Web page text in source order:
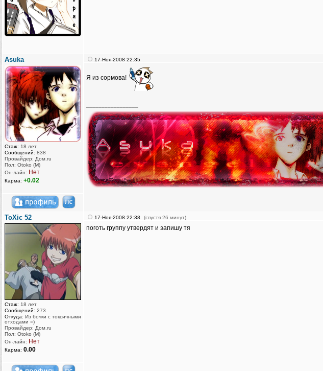
Asuka
Стаж: 18 лет
Сообщений: 838
Провайдер: Дом.ru
Пол: Otoko (M)
Он-лайн: Нет
Карма: +0.02
17-Ноя-2008 22:35
Я из сормова!
ToXic 52
Стаж: 18 лет
Сообщений: 273
Откуда: Из бочки с токсичными
отходами =)
Провайдер: Дом.ru
Пол: Otoko (M)
Он-лайн: Нет
Карма: 0.00
17-Ноя-2008 22:38 (спустя 26 минут)
поготь группу утвердят и запишу тя